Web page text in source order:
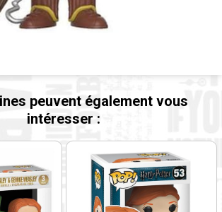
peuvent également vous
intéresser :